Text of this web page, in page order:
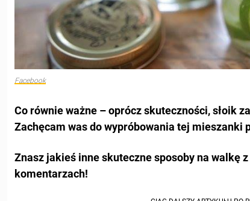
Facebook
Co równie ważne – oprócz skuteczności, słoik
Zachęcam was do wypróbowania tej mieszanki
Znasz jakieś inne skuteczne sposoby na walkę
komentarzach!